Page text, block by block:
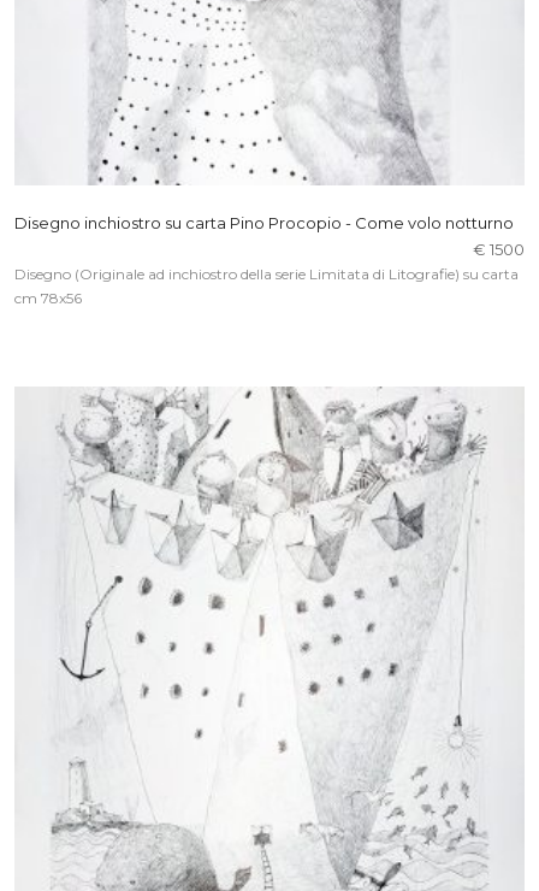
Disegno inchiostro su carta Pino Procopio - Come volo notturno
€ 1500
Disegno (Originale ad inchiostro della serie Limitata di Litografie) su carta
cm 78x56